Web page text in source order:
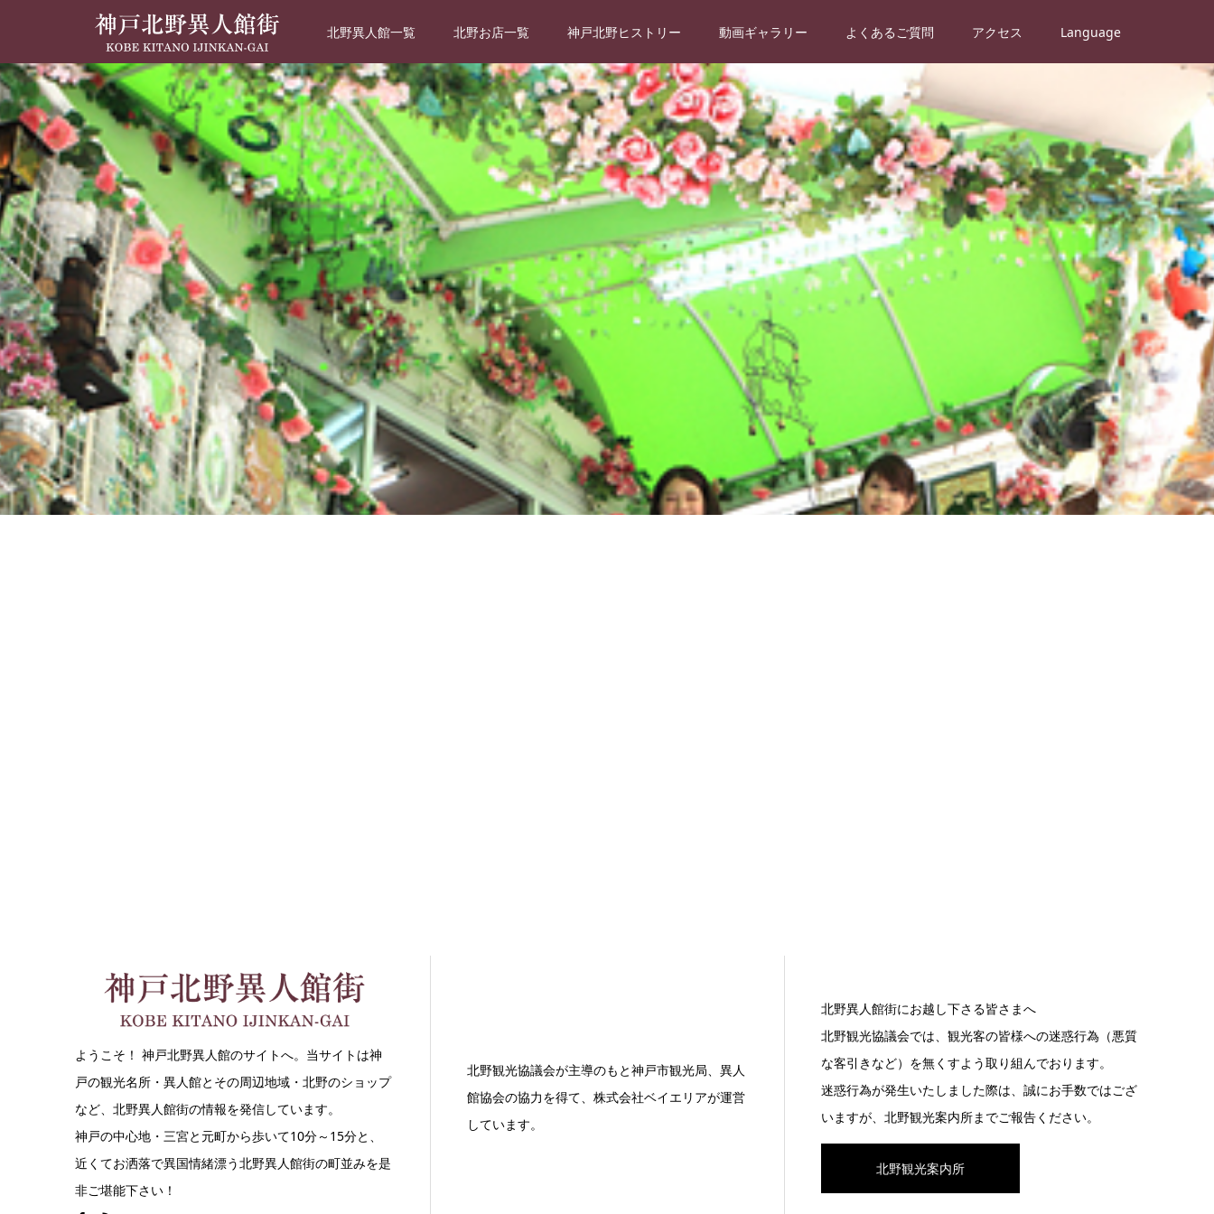
北野異人館一覧 北野お店一覧 神戸北野ヒストリー 動画ギャラリー よくあるご質問 アクセス Language
ようこそ！ 神戸北野異人館のサイトへ。当サイトは神
戸の観光名所・異人館とその周辺地域・北野のショップ
など、北野異人館街の情報を発信しています。
神戸の中心地・三宮と元町から歩いて10分～15分と、
近くてお洒落で異国情緒漂う北野異人館街の町並みを是
非ご堪能下さい！
北野観光協議会が主導のもと神戸市観光局、異人
館協会の協力を得て、株式会社ベイエリアが運営
しています。
北野異人館街にお越し下さる皆さまへ
北野観光協議会では、観光客の皆様への迷惑行為（悪質
な客引きなど）を無くすよう取り組んでおります。
迷惑行為が発生いたしました際は、誠にお手数ではござ
いますが、北野観光案内所までご報告ください。
北野観光案内所